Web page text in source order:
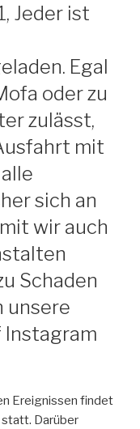
Jeder ist
Egal
oder zu
zulässt,
mit
sich an
wir auch
Schaden
unsere
Instagram
Ereignissen findet
Darüber